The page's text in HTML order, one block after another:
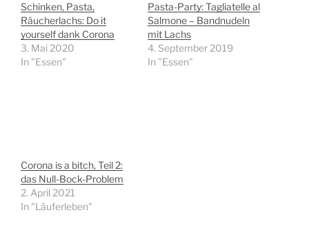
Schinken, Pasta,
Räucherlachs: Do it
yourself dank Corona
3. Mai 2020
In "Essen"
Pasta-Party: Tagliatelle al
Salmone – Bandnudeln
mit Lachs
4. September 2019
In "Essen"
Corona is a bitch, Teil 2:
das Null-Bock-Problem
2. April 2021
In "Läuferleben"